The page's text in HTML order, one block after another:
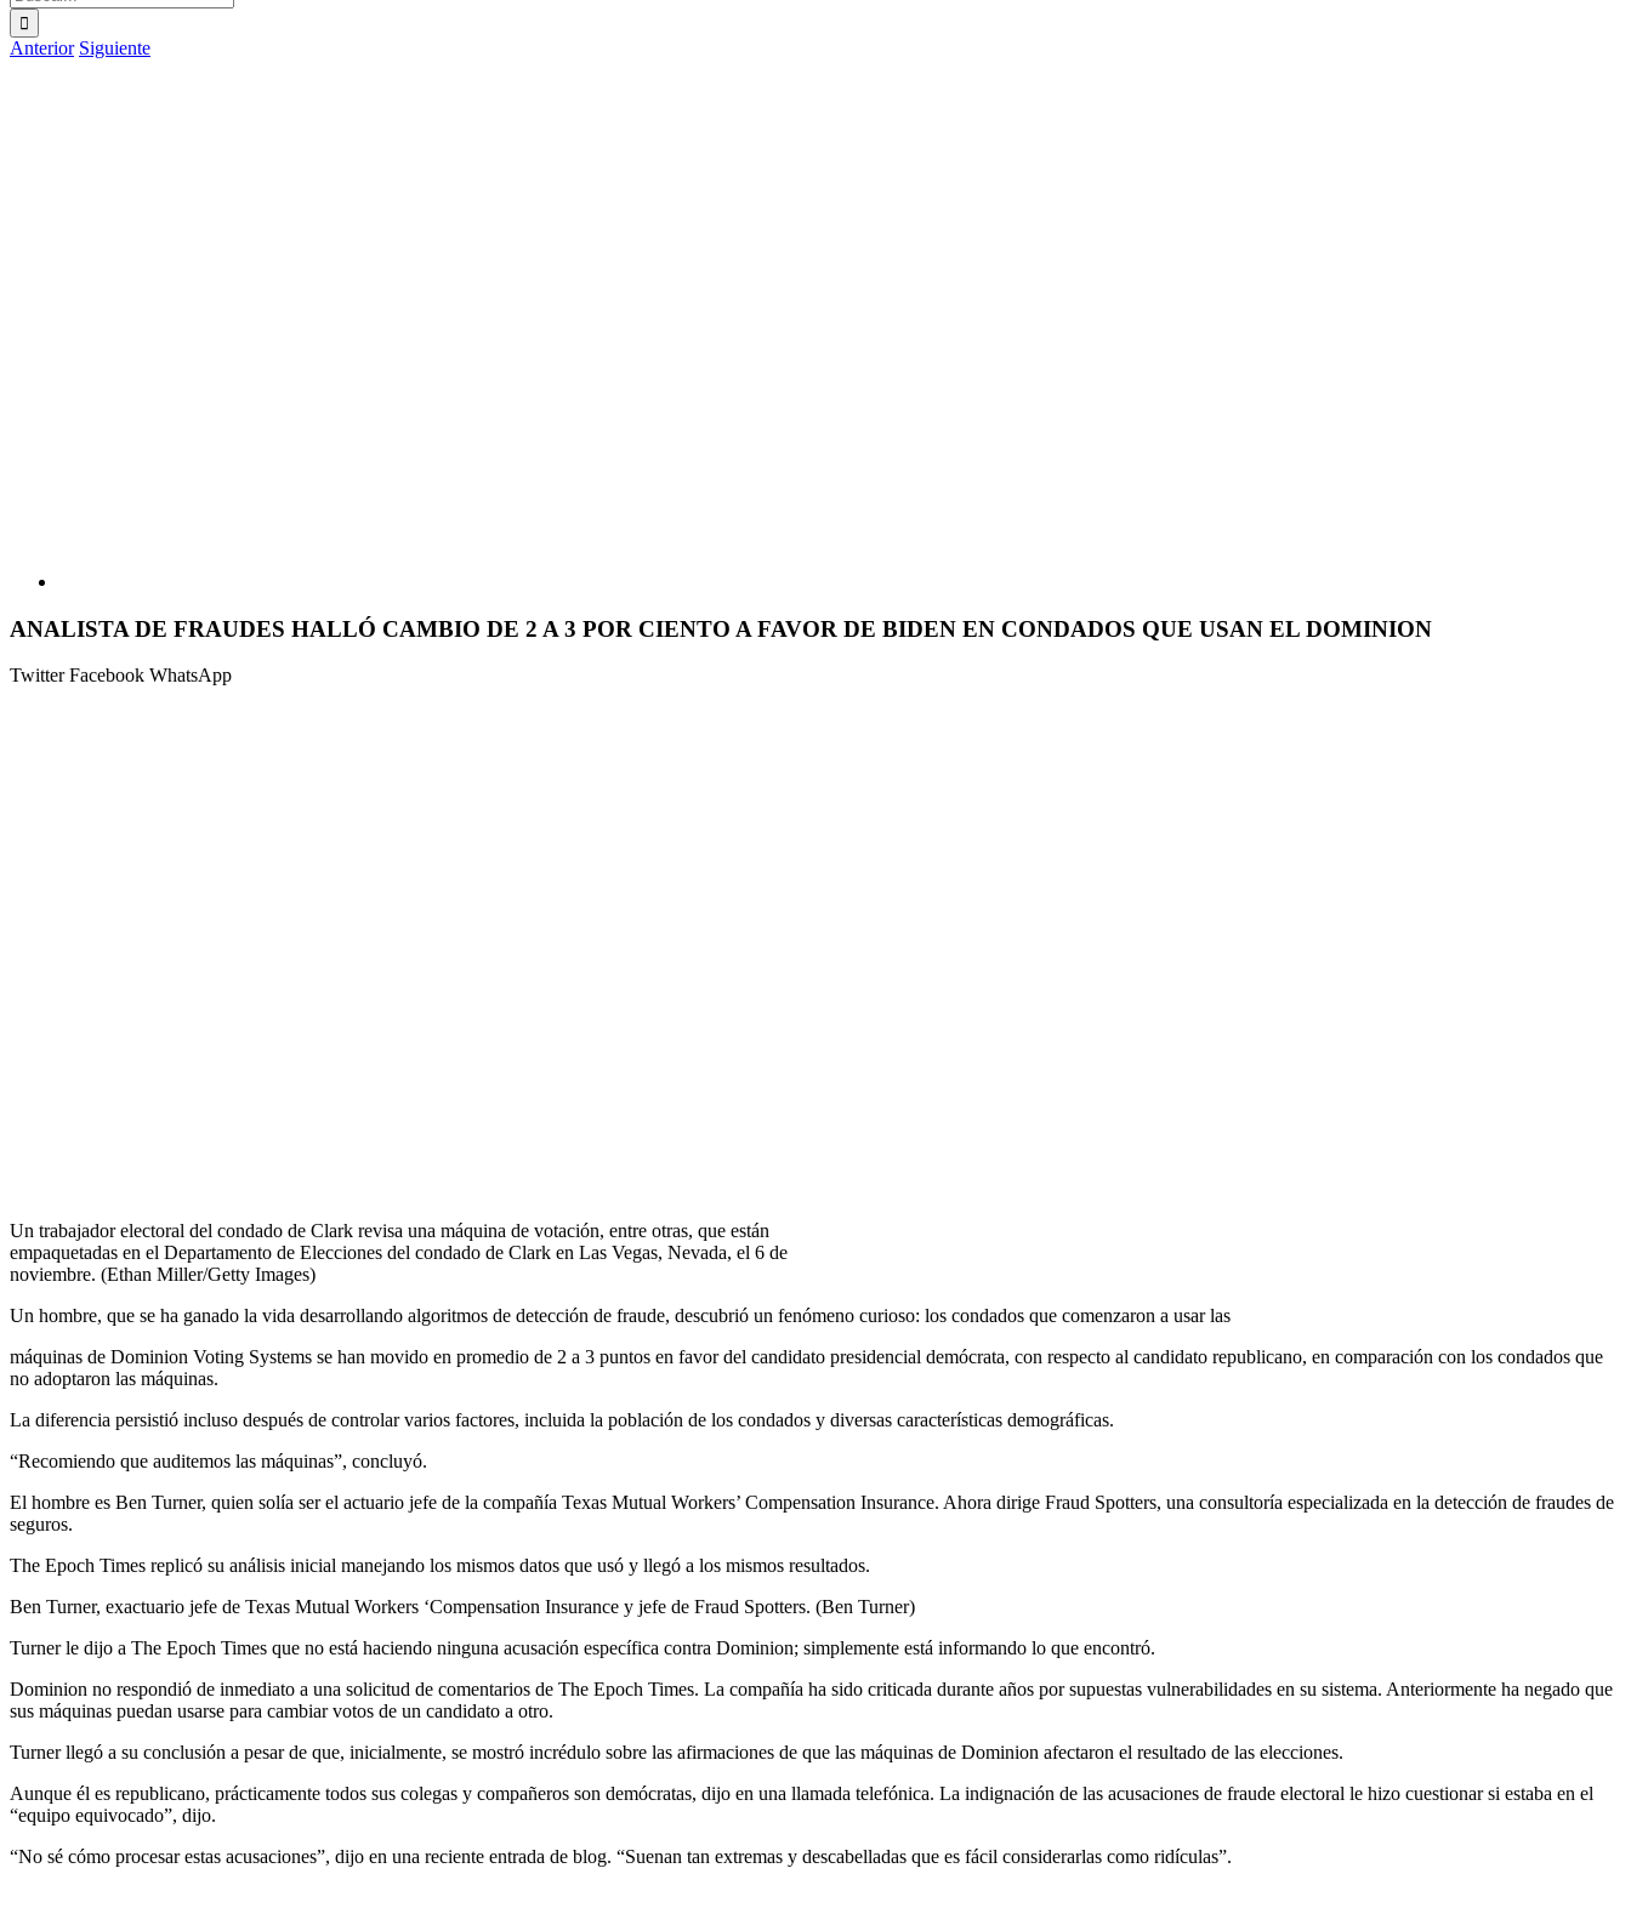
Anterior Siguiente
ANALISTA DE FRAUDES HALLÓ CAMBIO DE 2 A 3 POR CIENTO A FAVOR DE BIDEN EN CONDADOS QUE USAN EL DOMINION
TwitterFacebook WhatsApp
Un trabajador electoral del condado de Clark revisa una máquina de votación, entre otras, que están
empaquetadas en el Departamento de Elecciones del condado de Clark en Las Vegas, Nevada, el 6 de
noviembre. (Ethan Miller/Getty Images)
Un hombre, que se ha ganado la vida desarrollando algoritmos de detección de fraude, descubrió un fenómeno curioso: los condados que comenzaron a usar las
máquinas de Dominion Voting Systems se han movido en promedio de 2 a 3 puntos en favor del candidato presidencial demócrata, con respecto al candidato republicano, en comparación con los condados que
no adoptaron las máquinas.
La diferencia persistió incluso después de controlar varios factores, incluida la población de los condados y diversas características demográficas.
“Recomiendo que auditemos las máquinas”, concluyó.
El hombre es Ben Turner, quien solía ser el actuario jefe de la compañía Texas Mutual Workers’ Compensation Insurance. Ahora dirige Fraud Spotters, una consultoría especializada en la detección de fraudes de
seguros.
The Epoch Times replicó su análisis inicial manejando los mismos datos que usó y llegó a los mismos resultados.
Ben Turner, exactuario jefe de Texas Mutual Workers ‘Compensation Insurance y jefe de Fraud Spotters. (Ben Turner)
Turner le dijo a The Epoch Times que no está haciendo ninguna acusación específica contra Dominion; simplemente está informando lo que encontró.
Dominion no respondió de inmediato a una solicitud de comentarios de The Epoch Times. La compañía ha sido criticada durante años por supuestas vulnerabilidades en su sistema. Anteriormente ha negado que
sus máquinas puedan usarse para cambiar votos de un candidato a otro.
Turner llegó a su conclusión a pesar de que, inicialmente, se mostró incrédulo sobre las afirmaciones de que las máquinas de Dominion afectaron el resultado de las elecciones.
Aunque él es republicano, prácticamente todos sus colegas y compañeros son demócratas, dijo en una llamada telefónica. La indignación de las acusaciones de fraude electoral le hizo cuestionar si estaba en el
“equipo equivocado”, dijo.
“No sé cómo procesar estas acusaciones”, dijo en una reciente entrada de blog. “Suenan tan extremas y descabelladas que es fácil considerarlas como ridículas”.